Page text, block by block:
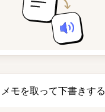
メモを取って下書きする